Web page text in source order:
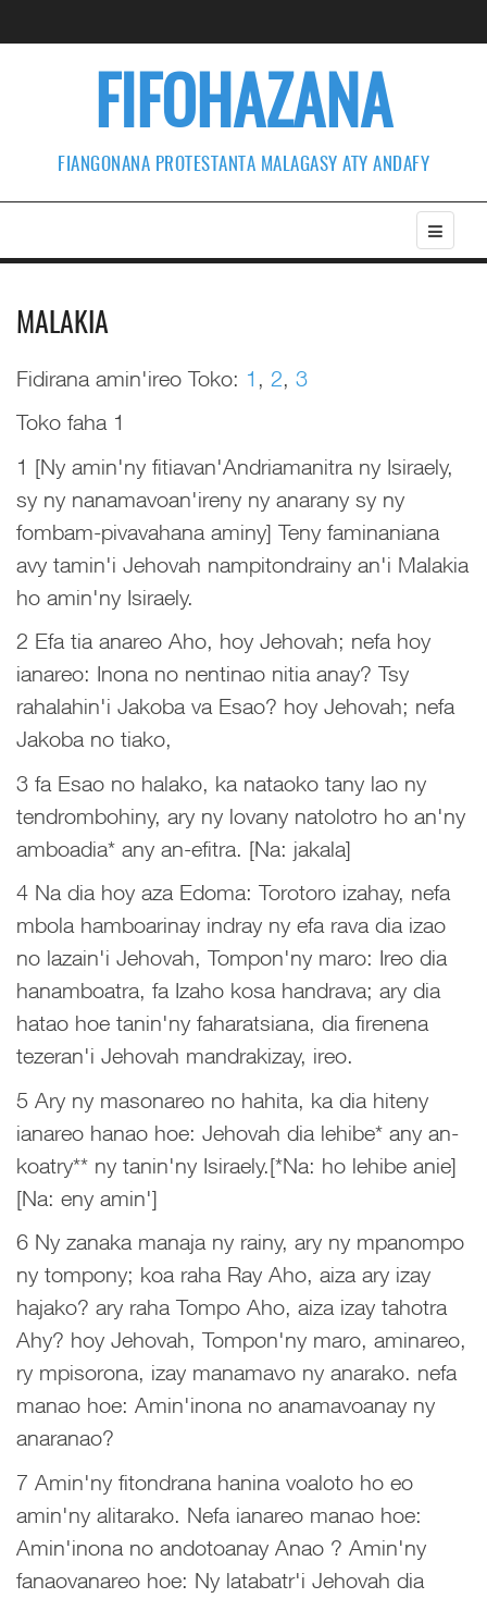
FIFOHAZANA
FIANGONANA PROTESTANTA MALAGASY ATY ANDAFY
MALAKIA
Fidirana amin'ireo Toko: 1 2 3
Toko faha 1
1 [Ny amin'ny fitiavan'Andriamanitra ny Isiraely,
sy ny nanamavoan'ireny ny anarany sy ny
fombam-pivavahana aminy] Teny faminaniana
avy tamin'i Jehovah nampitondrainy an'i Malakia
ho amin'ny Isiraely.
2 Efa tia anareo Aho, hoy Jehovah; nefa hoy
ianareo: Inona no nentinao nitia anay? Tsy
rahalahin'i Jakoba va Esao? hoy Jehovah; nefa
Jakoba no tiako,
3 fa Esao no halako, ka nataoko tany lao ny
tendrombohiny, ary ny lovany natolotro ho an'ny
amboadia* any an-efitra. [Na: jakala]
4 Na dia hoy aza Edoma: Torotoro izahay, nefa
mbola hamboarinay indray ny efa rava dia izao
no lazain'i Jehovah, Tompon'ny maro: Ireo dia
hanamboatra, fa Izaho kosa handrava; ary dia
hatao hoe tanin'ny faharatsiana, dia firenena
tezeran'i Jehovah mandrakizay, ireo.
5 Ary ny masonareo no hahita, ka dia hiteny
ianareo hanao hoe: Jehovah dia lehibe* any an-
koatry** ny tanin'ny Isiraely.[*Na: ho lehibe anie]
[Na: eny amin']
6 Ny zanaka manaja ny rainy, ary ny mpanompo
ny tompony; koa raha Ray Aho, aiza ary izay
hajako? ary raha Tompo Aho, aiza izay tahotra
Ahy? hoy Jehovah, Tompon'ny maro, aminareo,
ry mpisorona, izay manamavo ny anarako. nefa
manao hoe: Amin'inona no anamavoanay ny
anaranao?
7 Amin'ny fitondrana hanina voaloto ho eo
amin'ny alitarako. Nefa ianareo manao hoe:
Amin'inona no andotoanay Anao ? Amin'ny
fanaovanareo hoe: Ny latabatr'i Jehovah dia